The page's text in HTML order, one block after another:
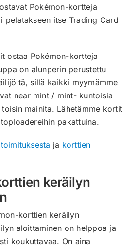
Pokémon-kortteja
pelatakseen itse Trading Card
ostaa Pokémon-kortteja
on alunperin perustettu
sillä kaikki myymämme
near mint / mint- kuntoisia
mainita. Lähetämme kortit
pakattuina.
ja korttien
keräilyn
korttien keräilyn
aloittaminen on helppoa ja
koukuttavaa. On aina